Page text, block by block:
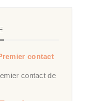
contact
contact de